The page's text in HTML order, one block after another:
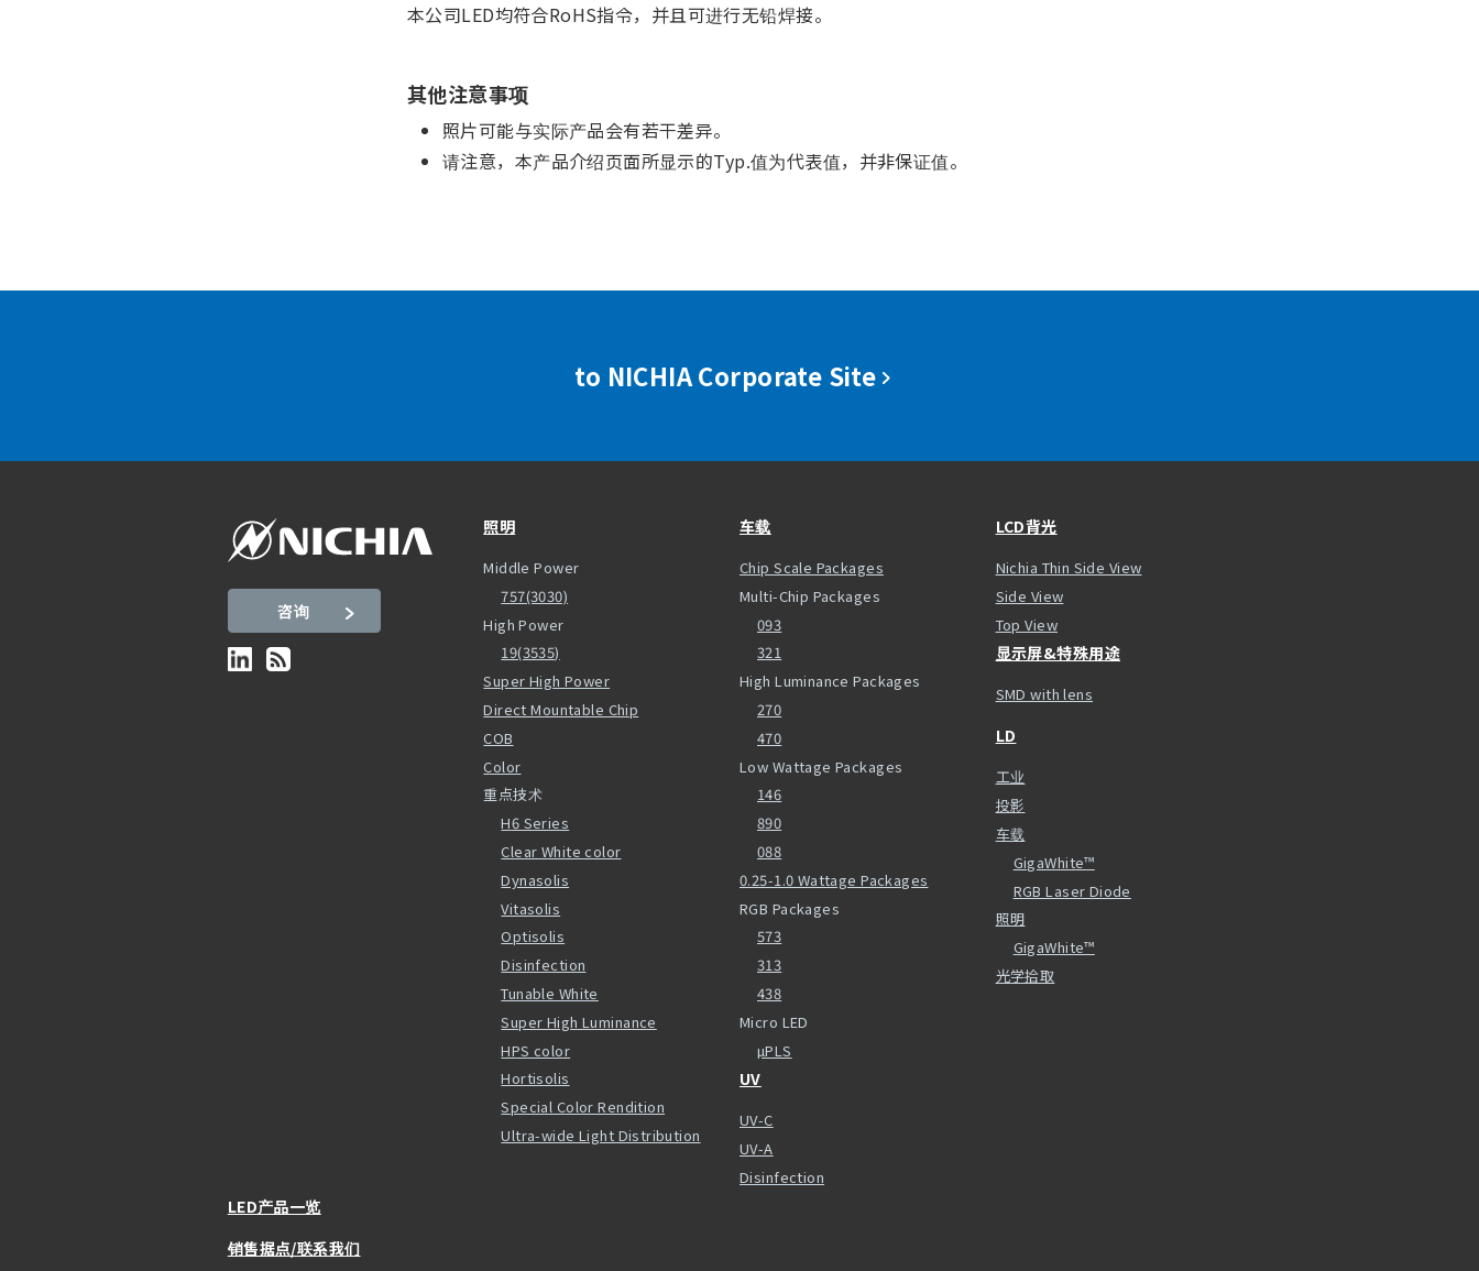
本公司LED均符合RoHS指令，并且可进行无铅焊接。
其他注意事项
照片可能与实际产品会有若干差异。
请注意，本产品介绍页面所显示的Typ.值为代表值，并非保证值。
to NICHIA Corporate Site
咨询
照明
Middle Power
757(3030)
High Power
19(3535)
Super High Power
Direct Mountable Chip
COB
Color
重点技术
H6 Series
Clear White color
Dynasolis
Vitasolis
Optisolis
Disinfection
Tunable White
Super High Luminance
HPS color
Hortisolis
Special Color Rendition
Ultra-wide Light Distribution
车载
Chip Scale Packages
Multi-Chip Packages
093
321
High Luminance Packages
270
470
Low Wattage Packages
146
890
088
0.25-1.0 Wattage Packages
RGB Packages
573
313
438
Micro LED
µPLS
UV
UV-C
UV-A
Disinfection
LCD背光
Nichia Thin Side View
Side View
Top View
显示屏&特殊用途
SMD with lens
LD
工业
投影
车载
GigaWhite™
RGB Laser Diode
照明
GigaWhite™
光学拾取
LED产品一览
销售据点/联系我们